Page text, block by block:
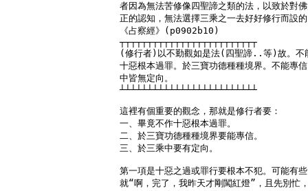
者因為無法苦修像四聖諦之類的法，以致於對
正的認知，無法選擇三乘之一去好好修行而設
《占察經》(p0902b10)
┬┬┬┬┬┬┬┬┬┬┬┬┬┬┬┬┬┬┬┬┬┬┬┬┬
(修行者)以不勤觀如是法(四聖諦..等)故。不
十惡根本過罪。於三寶功德種種境界。不能專
中皆無定向。
┴┴┴┴┴┴┴┴┴┴┴┴┴┴┴┴┴┴┴┴┴┴┴┴┴
這裡有個重要的觀念，那就是修行者要：
一、畢竟不作十惡根本過罪。
二、於三寶功德種種境界要能專信。
三、於三乘中要有定向。
第一項是十惡之過或罪行要根本不犯。可能有
就“啊，完了，我昨天才剛闖紅燈”，且先別忙